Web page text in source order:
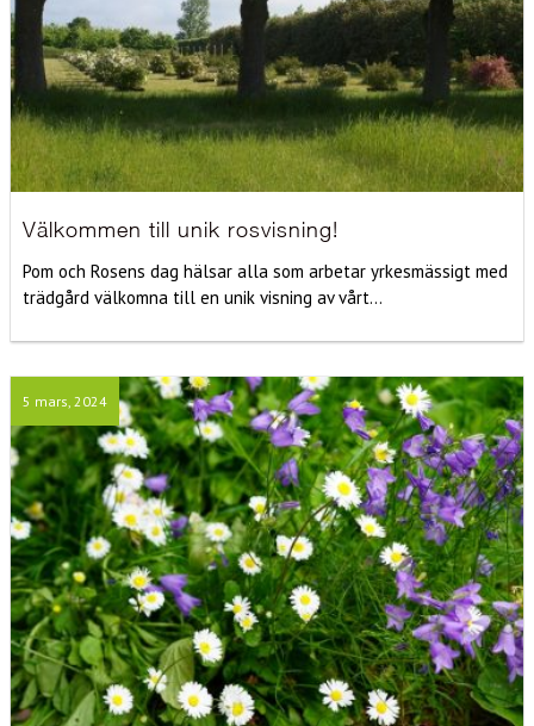
Välkommen till unik rosvisning!
Pom och Rosens dag hälsar alla som arbetar yrkesmässigt med
trädgård välkomna till en unik visning av vårt...
5 mars, 2024